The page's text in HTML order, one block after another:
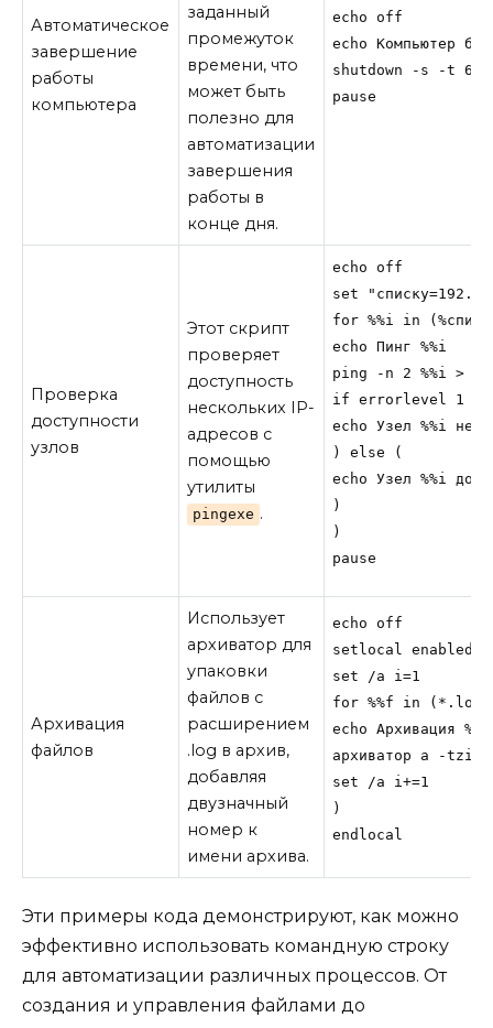
Автоматическое
завершение
работы
компьютера
заданный
промежуток
времени, что
может быть
полезно для
автоматизации
завершения
работы в
конце дня.
echo off
echo Компьютер
shutdown -s -t 60
pause
Проверка
доступности
узлов
Этот скрипт
проверяет
доступность
нескольких IP-
адресов с
помощью
утилиты
pingexe .
echo off
set
for %%i in
echo Пинг %%i
ping -n 2 %%i >
if errorlevel 1 (
echo Узел %%i
) else (
echo Узел %%i
)
)
pause
Архивация
файлов
Использует
архиватор для
упаковки
файлов с
расширением
.log в архив,
добавляя
двузначный
номер к
имени архива.
echo off
setlocal
set /a i=1
for %%f in
echo Архивация %%f
архиватор a -
set /a i+=1
)
endlocal
Эти примеры кода демонстрируют, как можно
эффективно использовать командную строку
для автоматизации различных процессов. От
создания и управления файлами до